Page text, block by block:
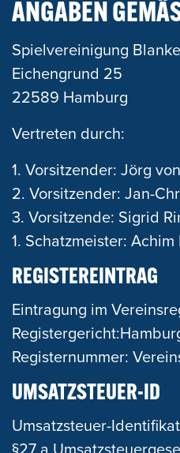
ANGABEN
Spielvereinigung
Eichengrund 25
22589 Hamburg
Vertreten durch:
1. Vorsitzender: Jörg
2. Vorsitzender: Jan-
3. Vorsitzende: Sigrid
1. Schatzmeister:
REGISTEREINTRAG
Eintragung im
Registernummer:
UMSATZSTEUER-ID
Umsatzsteuer-